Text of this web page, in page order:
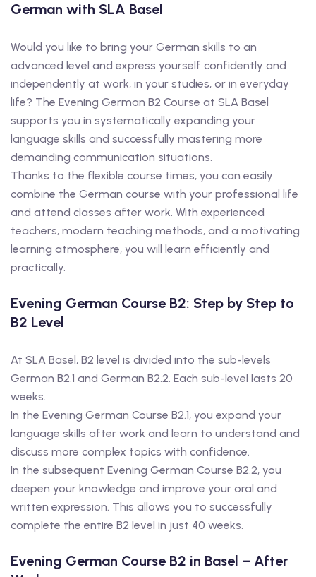
German with SLA Basel
Would you like to bring your German skills to an
advanced level and express yourself confidently and
independently at work, in your studies, or in everyday
life? The Evening German B2 Course at SLA Basel
supports you in systematically expanding your
language skills and successfully mastering more
demanding communication situations.
Thanks to the flexible course times, you can easily
combine the German course with your professional life
and attend classes after work. With experienced
teachers, modern teaching methods, and a motivating
learning atmosphere, you will learn efficiently and
practically.
Evening German Course B2: Step by Step to
B2 Level
At SLA Basel, B2 level is divided into the sub-levels
German B2.1 and German B2.2. Each sub-level lasts 20
weeks.
In the Evening German Course B2.1, you expand your
language skills after work and learn to understand and
discuss more complex topics with confidence.
In the subsequent Evening German Course B2.2, you
deepen your knowledge and improve your oral and
written expression. This allows you to successfully
complete the entire B2 level in just 40 weeks.
Evening German Course B2 in Basel – After